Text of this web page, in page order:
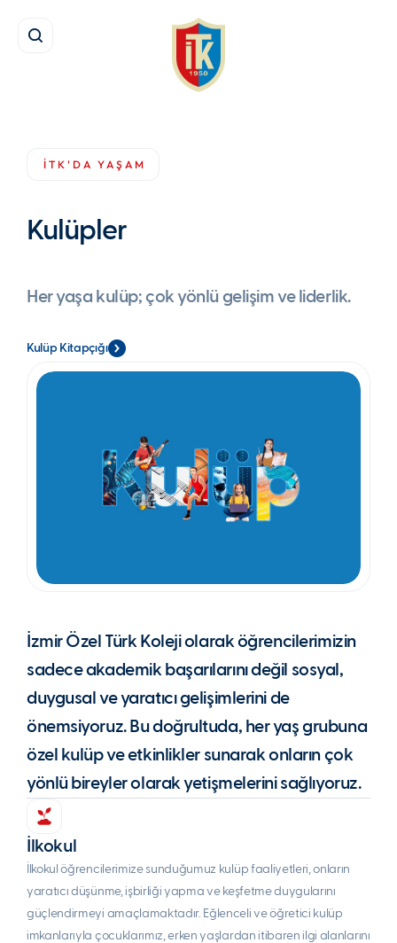
İTK'DA YAŞAM
Kulüpler
Her yaşa kulüp; çok yönlü gelişim ve liderlik.
Kulüp Kitapçığı
İzmir Özel Türk Koleji olarak öğrencilerimizin
sadece akademik başarılarını değil sosyal,
duygusal ve yaratıcı gelişimlerini de
önemsiyoruz. Bu doğrultuda, her yaş grubuna
özel kulüp ve etkinlikler sunarak onların çok
yönlü bireyler olarak yetişmelerini sağlıyoruz.
İlkokul
İlkokul öğrencilerimize sunduğumuz kulüp faaliyetleri, onların
yaratıcı düşünme, işbirliği yapma ve keşfetme duygularını
güçlendirmeyi amaçlamaktadır. Eğlenceli ve öğretici kulüp
imkanlarıyla çocuklarımız, erken yaşlardan itibaren ilgi alanlarını